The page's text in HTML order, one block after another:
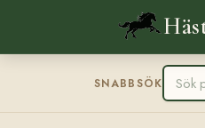
SNABBSÖK